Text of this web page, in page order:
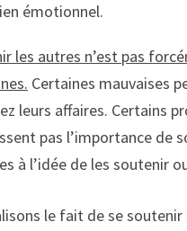
émotionnel.
les autres n’est pas
Certaines mauvaises
leurs affaires. Certains
pas l’importance de
à l’idée de les soutenir
le fait de se